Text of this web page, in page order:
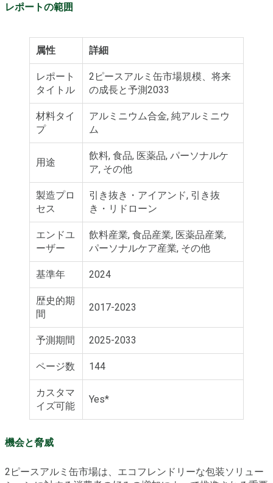
レポートの範囲
属性 詳細
レポート
タイトル
2ピースアルミ缶市場規模、将来
の成長と予測2033
材料タイ
プ
アルミニウム合金, 純アルミニウ
ム
用途
飲料, 食品, 医薬品, パーソナルケ
ア, その他
製造プロ
セス
引き抜き・アイアンド, 引き抜
き・リドローン
エンドユ
ーザー
飲料産業, 食品産業, 医薬品産業,
パーソナルケア産業, その他
基準年 2024
歴史的期
間
2017-2023
予測期間 2025-2033
ページ数 144
カスタマ
イズ可能
Yes*
機会と脅威
2ピースアルミ缶市場は、エコフレンドリーな包装ソリュー